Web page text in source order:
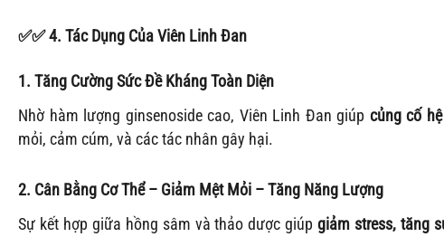
✅✅4. Tác Dụng Của Viên Linh Đan
1. Tăng Cường Sức Đề Kháng Toàn Diện
Nhờ hàm lượng ginsenoside cao, Viên Linh Đan giúp củng cố
mỏi, cảm cúm, và các tác nhân gây hại.
2. Cân Bằng Cơ Thể – Giảm Mệt Mỏi – Tăng Năng Lượng
Sự kết hợp giữa hồng sâm và thảo dược giúpgiảm stress, tăng